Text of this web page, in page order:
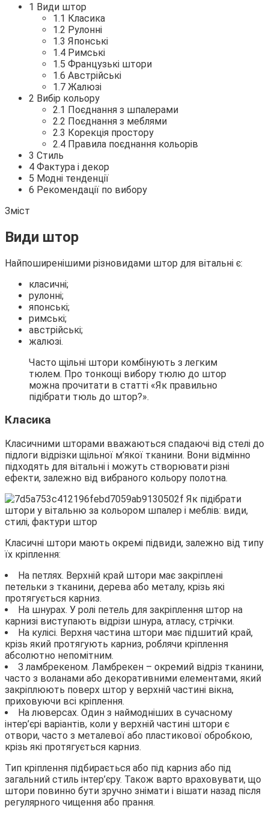
1 Види штор
1.1 Класика
1.2 Рулонні
1.3 Японські
1.4 Римські
1.5 Французькі штори
1.6 Австрійські
1.7 Жалюзі
2 Вибір кольору
2.1 Поєднання з шпалерами
2.2 Поєднання з меблями
2.3 Корекція простору
2.4 Правила поєднання кольорів
3 Стиль
4 Фактура і декор
5 Модні тенденції
6 Рекомендації по вибору
Зміст
Види штор
Найпоширенішими різновидами штор для вітальні є:
класичні;
рулонні;
японські;
римські;
австрійські;
жалюзі.
Часто щільні штори комбінують з легким
тюлем. Про тонкощі вибору тюлю до штор
можна прочитати в статті «Як правильно
підібрати тюль до штор?».
Класика
Класичними шторами вважаються спадаючі від стелі до
підлоги відрізки щільної м’якої тканини. Вони відмінно
підходять для вітальні і можуть створювати різні
ефекти, залежно від вибраного кольору полотна.
Класичні штори мають окремі підвиди, залежно від типу
їх кріплення:
На петлях. Верхній край штори має закріплені
петельки з тканини, дерева або металу, крізь які
протягується карниз.
На шнурах. У ролі петель для закріплення штор на
карнизі виступають відрізи шнура, атласу, стрічки.
На кулісі. Верхня частина штори має підшитий край,
крізь який протягують карниз, роблячи кріплення
абсолютно непомітним.
З ламбрекеном. Ламбрекен – окремий відріз тканини,
часто з воланами або декоративними елементами, який
закріплюють поверх штор у верхній частині вікна,
приховуючи всі кріплення.
На люверсах. Один з наймодніших в сучасному
інтер’єрі варіантів, коли у верхній частині штори є
отвори, часто з металевої або пластикової обробкою,
крізь які протягується карниз.
Тип кріплення підбирається або під карниз або під
загальний стиль інтер’єру. Також варто враховувати, що
штори повинно бути зручно знімати і вішати назад після
регулярного чищення або прання.